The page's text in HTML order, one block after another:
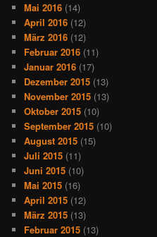
Mai 2016 (14)
April 2016 (12)
März 2016 (12)
Februar 2016 (11)
Januar 2016 (17)
Dezember 2015 (13)
November 2015 (13)
Oktober 2015 (10)
September 2015 (10)
August 2015 (15)
Juli 2015 (11)
Juni 2015 (10)
Mai 2015 (16)
April 2015 (12)
März 2015 (13)
Februar 2015 (13)